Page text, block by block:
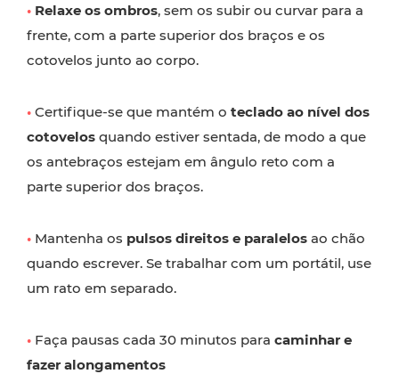
• Relaxe os ombros, sem os subir ou curvar para a
frente, com a parte superior dos braços e os
cotovelos junto ao corpo.
• Certifique-se que mantém o teclado ao nível dos
cotovelos quando estiver sentada, de modo a que
os antebraços estejam em ângulo reto com a
parte superior dos braços.
• Mantenha os pulsos direitos e paralelos ao chão
quando escrever. Se trabalhar com um portátil, use
um rato em separado.
• Faça pausas cada 30 minutos para caminhar e
fazer alongamentos